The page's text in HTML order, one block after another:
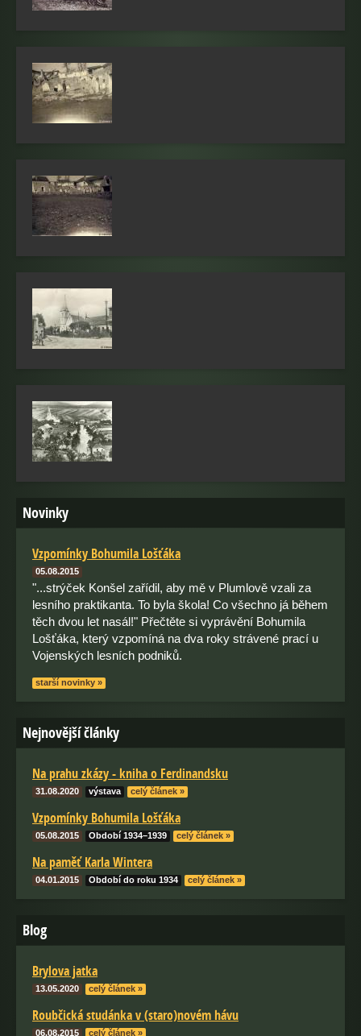
Novinky
Vzpomínky Bohumila Lošťáka
05.08.2015
"...strýček Konšel zařídil, aby mě v Plumlově vzali za
lesního praktikanta. To byla škola! Co všechno já během
těch dvou let nasál!" Přečtěte si vyprávění Bohumila
Lošťáka, který vzpomíná na dva roky strávené prací u
Vojenských lesních podniků.
starší novinky »
Nejnovější články
Na prahu zkázy - kniha o Ferdinandsku
31.08.2020 výstava celý článek »
Vzpomínky Bohumila Lošťáka
05.08.2015 Období 1934–1939 celý článek »
Na paměť Karla Wintera
04.01.2015 Období do roku 1934 celý článek »
Blog
Brylova jatka
13.05.2020 celý článek »
Roubčická studánka v (staro)novém hávu
06.08.2015 celý článek »